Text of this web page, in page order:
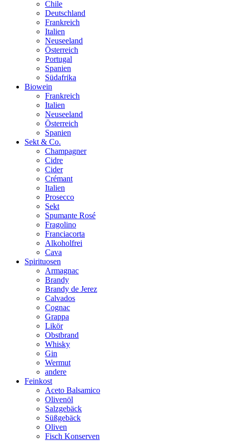
Chile
Deutschland
Frankreich
Italien
Neuseeland
Österreich
Portugal
Spanien
Südafrika
Biowein
Frankreich
Italien
Neuseeland
Österreich
Spanien
Sekt & Co.
Champagner
Cidre
Cider
Crémant
Italien
Prosecco
Sekt
Spumante Rosé
Fragolino
Franciacorta
Alkoholfrei
Cava
Spirituosen
Armagnac
Brandy
Brandy de Jerez
Calvados
Cognac
Grappa
Likör
Obstbrand
Whisky
Gin
Wermut
andere
Feinkost
Aceto Balsamico
Olivenöl
Salzgebäck
Süßgebäck
Oliven
Fisch Konserven